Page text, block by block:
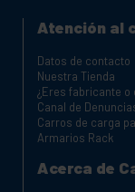
Atención al
Datos de contacto
Nuestra Tienda
¿Eres fabricante o
Canal de
Carros de carga
Armarios Rack
Acerca de